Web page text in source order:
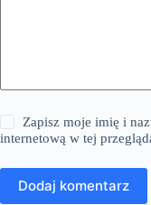
Zapisz moje imię i
internetową w tej
Dodaj komentarz